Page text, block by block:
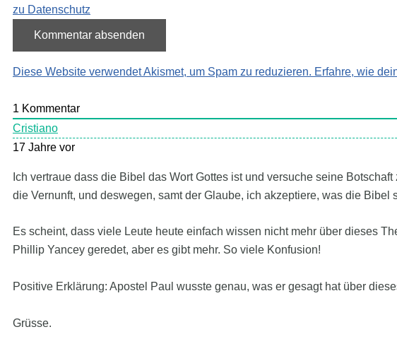
zu Datenschutz
Diese Website verwendet Akismet, um Spam zu reduzieren. Erfahre, wie
1 Kommentar
Cristiano
17 Jahre vor
Ich vertraue dass die Bibel das Wort Gottes ist und versuche seine
die Vernunft, und deswegen, samt der Glaube, ich akzeptiere, was die Bibel
Es scheint, dass viele Leute heute einfach wissen nicht mehr über dieses
Phillip Yancey geredet, aber es gibt mehr. So viele Konfusion!
Positive Erklärung: Apostel Paul wusste genau, was er gesagt hat über
Grüsse.